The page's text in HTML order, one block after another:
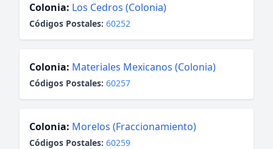
Colonia: Los Cedros (Colonia)
Códigos Postales: 60252
Colonia: Materiales Mexicanos (Colonia)
Códigos Postales: 60257
Colonia: Morelos (Fraccionamiento)
Códigos Postales: 60259